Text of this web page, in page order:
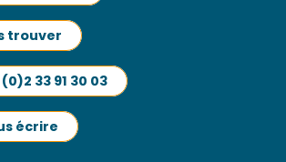
trouver
33 91 30 03
écrire